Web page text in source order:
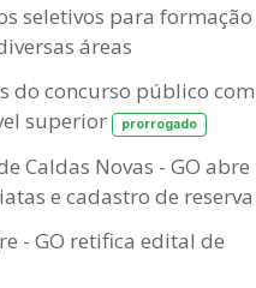
seletivos para formação
áreas
do concurso público com
superior
prorrogado
Caldas Novas - GO abre
e cadastro de reserva
- GO retifica edital de